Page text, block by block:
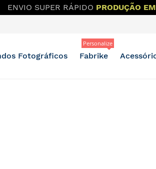
MAIS DESCONTO?OUTLET E BAZAR
Fotográficos Fabrike
Personalize